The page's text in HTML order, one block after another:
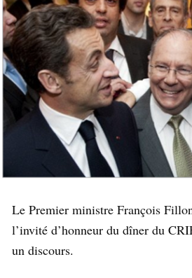
Le Premier ministre François
l’invité d’honneur du dîner du
un discours.